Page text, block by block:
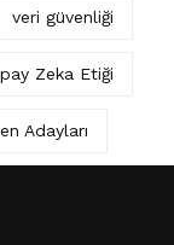
veri güvenliği
Zeka Etiği
Adayları